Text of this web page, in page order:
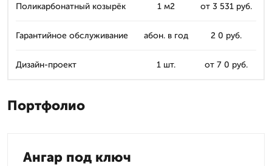
Поликарбонатный козырёк 1 м2 от 3 531 руб.
Гарантийное обслуживание абон. в год 2 0 руб.
Дизайн-проект 1 шт. от 7 0 руб.
Портфолио
Ангар под ключ